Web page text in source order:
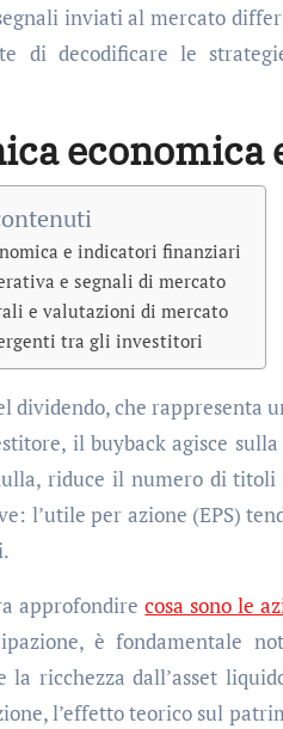
inviati al mercato
di decodificare le
e indicatori finanziari
e segnali di mercato
e valutazioni di mercato
tra gli investitori
dividendo, che rappresenta
il buyback agisce
riduce il numero di titoli
l’utile per azione (EPS)
approfondirecosa sono le
è fondamentale
la ricchezza dall’asset
l’effetto teorico sul